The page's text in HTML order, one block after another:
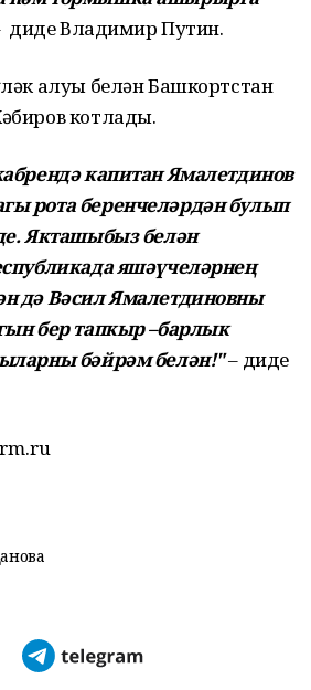
диде Владимир Путин.
алуы белән Башкортстан
котлады.
капитан Ямалетдинов
рота беренчеләрдән булып
Якташыбыз белән
яшәүчеләрнең
дә Вәсил Ямалетдиновны
бер тапкыр –барлык
бәйрәм белән!"– диде